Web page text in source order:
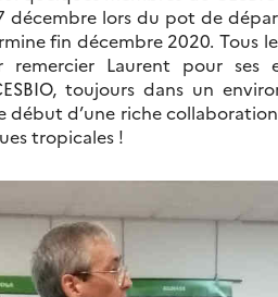
décembre lors du pot de
fin décembre 2020. Tous
remercier Laurent pour
toujours dans un
d’une riche
tropicales !